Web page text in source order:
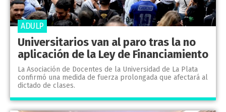
Universitarios van al paro tras la no
aplicación de la Ley de Financiamiento
La Asociación de Docentes de la Universidad de La Plata
confirmó una medida de fuerza prolongada que afectará al
dictado de clases.
ADULP